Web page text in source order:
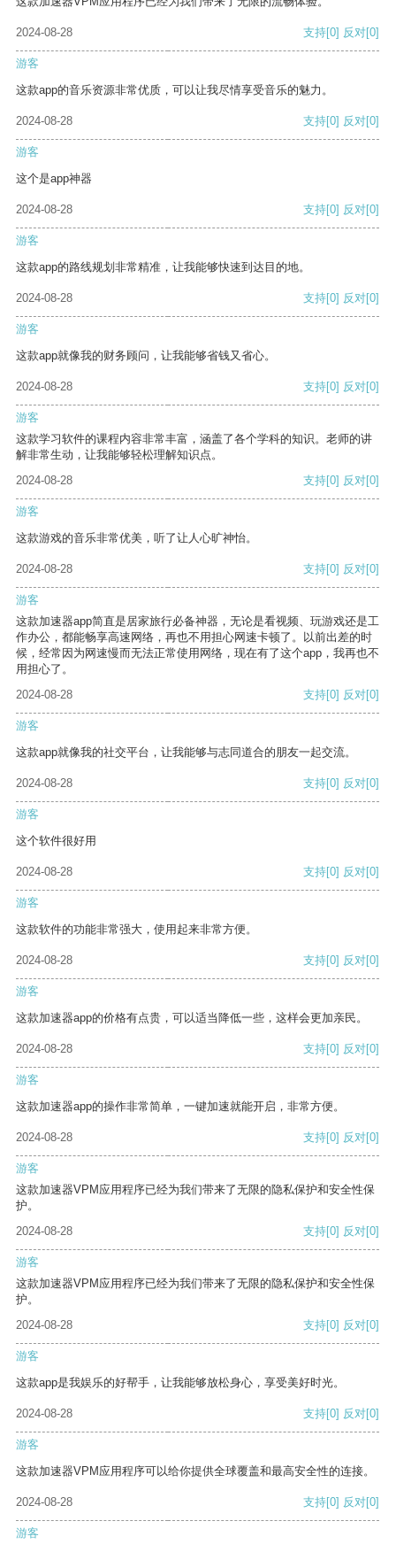
2024-08-28 支持[0] 反对[0]
游客
这款app的音乐资源非常优质，可以让我尽情享受音乐的魅力。
2024-08-28 支持[0] 反对[0]
游客
这个是app神器
2024-08-28 支持[0] 反对[0]
游客
这款app的路线规划非常精准，让我能够快速到达目的地。
2024-08-28 支持[0] 反对[0]
游客
这款app就像我的财务顾问，让我能够省钱又省心。
2024-08-28 支持[0] 反对[0]
游客
这款学习软件的课程内容非常丰富，涵盖了各个学科的知识。老师的讲
解非常生动，让我能够轻松理解知识点。
2024-08-28
支持[0] 反对[0]
游客
这款游戏的音乐非常优美，听了让人心旷神怡。
2024-08-28 支持[0] 反对[0]
游客
这款加速器app简直是居家旅行必备神器，无论是看视频、玩游戏还是工
作办公，都能畅享高速网络，再也不用担心网速卡顿了。以前出差的时
候，经常因为网速慢而无法正常使用网络，现在有了这个app，我再也不
用担心了。
2024-08-28
支持[0] 反对[0]
游客
这款app就像我的社交平台，让我能够与志同道合的朋友一起交流。
2024-08-28 支持[0] 反对[0]
游客
这个软件很好用
2024-08-28 支持[0] 反对[0]
游客
这款软件的功能非常强大，使用起来非常方便。
2024-08-28 支持[0] 反对[0]
游客
这款加速器app的价格有点贵，可以适当降低一些，这样会更加亲民。
2024-08-28 支持[0] 反对[0]
游客
这款加速器app的操作非常简单，一键加速就能开启，非常方便。
2024-08-28 支持[0] 反对[0]
游客
这款加速器VPM应用程序已经为我们带来了无限的隐私保护和安全性保
护。
2024-08-28
支持[0] 反对[0]
游客
这款加速器VPM应用程序已经为我们带来了无限的隐私保护和安全性保
护。
2024-08-28
支持[0] 反对[0]
游客
这款app是我娱乐的好帮手，让我能够放松身心，享受美好时光。
2024-08-28 支持[0] 反对[0]
游客
这款加速器VPM应用程序可以给你提供全球覆盖和最高安全性的连接。
2024-08-28 支持[0] 反对[0]
游客